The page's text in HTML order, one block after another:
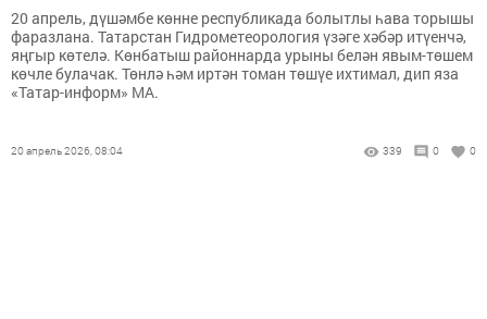
20 апрель, дүшәмбе көнне республикада болытлы һава торышы
фаразлана. Татарстан Гидрометеорология үзәге хәбәр итүенчә,
яңгыр көтелә. Көнбатыш районнарда урыны белән явым-төшем
көчле булачак. Төнлә һәм иртән томан төшүе ихтимал, дип яза
«Татар-информ» МА.
20 апрель 2026, 08:04 339 0 0